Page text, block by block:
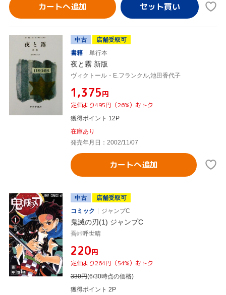
カートへ追加
中古
店舗受取可
書籍
単行本
夜と霧 新版
ヴィクトール・E.フランクル,池田香代子
¥1,375円
定価より495円（26%）おトク
獲得ポイント 12P
在庫あり
発売年月日：2002/11/07
カートへ追加
中古
店舗受取可
コミック
ジャンプC
鬼滅の刃(1) ジャンプC
吾峠呼世晴
¥220円
定価より264円（54%）おトク
330円(6/30時点の価格)
獲得ポイント 2P